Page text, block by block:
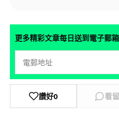
更多精彩文章每日送到電子郵箱
讚好0 看